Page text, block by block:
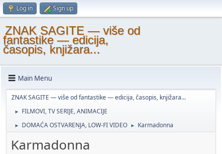
Log in Sign up
ZNAK SAGITE — više od
fantastike — edicija,
časopis, knjižara...
Main Menu
ZNAK SAGITE — više od fantastike — edicija, časopis, knjižara...
► FILMOVI, TV SERIJE, ANIMACIJE
► DOMAĆA OSTVARENJA, LOW-FI VIDEO ► Karmadonna
Karmadonna